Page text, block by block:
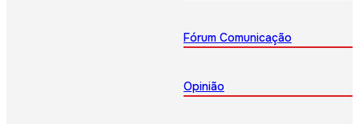
Fórum Comunicação
Opinião